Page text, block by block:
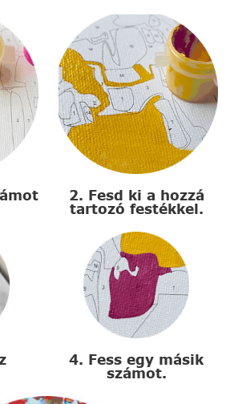
2. Fesd ki a hozzá
tartozó festékkel.
4. Fess egy másik
számot.